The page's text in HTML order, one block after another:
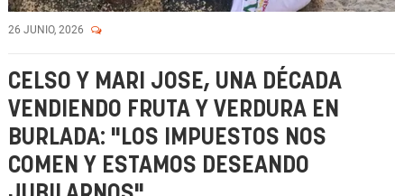
26 JUNIO, 2026
CELSO Y MARI JOSE, UNA DÉCADA
VENDIENDO FRUTA Y VERDURA EN
BURLADA: "LOS IMPUESTOS NOS
COMEN Y ESTAMOS DESEANDO